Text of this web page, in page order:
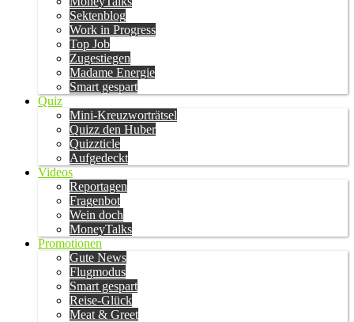
Sektenblog
Work in Progress
Top Job
Zugestiegen
Madame Energie
Smart gespart
Quiz
Mini-Kreuzworträtsel
Quizz den Huber
Quizzticle
Aufgedeckt
Videos
Reportagen
Fragenbot
Wein doch
MoneyTalks
Promotionen
Gute News
Flugmodus
Smart gespart
Reise-Glück
Meat & Greet